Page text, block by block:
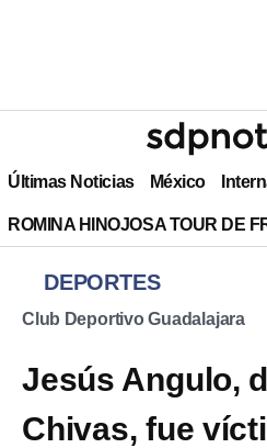
Últimas Noticias México
ROMINA HINOJOSA TOUR DE
DEPORTES
Club Deportivo Guadalajara
Jesús Angulo,
Chivas, fue